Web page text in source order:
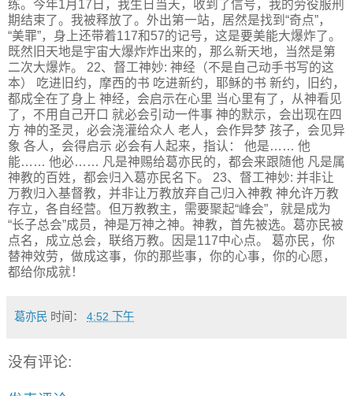
练。今年1月17日，我生日当天，收到了信号，我的劳役服刑
期结束了。我被释放了。外出第一站，居然是找到“奇点”，
“美罪”，身上还带着117和57的记号，这是要美能大爆炸了。
既然旧天地是宇宙大爆炸炸出来的，那么新天地，当然是第
二次大爆炸。 22、督工神妙: 神经（不是自己动手书写的这
本） 吃进旧约，摩西的书 吃进新约，耶稣的书 新约，旧约，
都成全在了身上 神经，会启示在心里 当心里有了，从神看见
了，不用自己开口 就必会引动一件事 神的默示，会出现在四
方 神的圣灵，必会浇灌给众人 老人，会作异梦 孩子，会见异
象 各人，会得启示 必会有人起来，指认： 他是…… 他
能…… 他必…… 凡是神赐给葛亦民的，都会来跟随他 凡是属
神教的百姓，都会归入葛亦民名下。 23、督工神妙: 并非让
万教归入基督教，并非让万教放弃自己归入神教 神允许万教
存立，各自经营。但万教教主，需要聚起“峰会”，就是成为
“长子总会”成员，神是万神之神。神教，首先被选。葛亦民被
点名，成立总会，联络万教。因是117中心点。 葛亦民，你
替神效劳，做成这事，你的那些事，你的心事，你的心愿，
都给你成就！
葛亦民 时间： 4:52 下午
没有评论: